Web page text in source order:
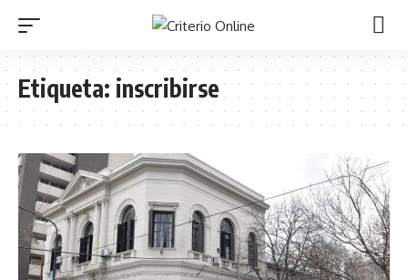
Etiqueta:inscribirse